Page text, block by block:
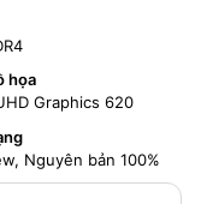
họa
Graphics 620
Nguyên bản 100%